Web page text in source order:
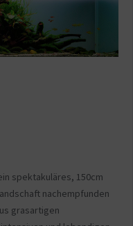
spektakuläres, 150cm
nachempfunden
grasartigen